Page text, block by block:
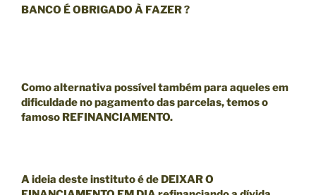
BANCO É OBRIGADO À FAZER ?
Como alternativa possível também para aqueles em
dificuldade no pagamento das parcelas, temos o
famoso REFINANCIAMENTO.
A ideia deste instituto é de DEIXAR O